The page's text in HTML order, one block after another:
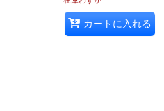
カートに入れる